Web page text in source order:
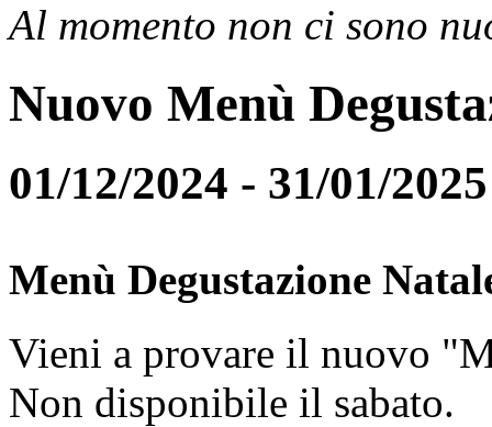
Al momento non ci sono
Nuovo Menù
01/12/2024 - 31/01/2025
Menù Degustazione
Vieni a provare il nuovo
Non disponibile il sabato.